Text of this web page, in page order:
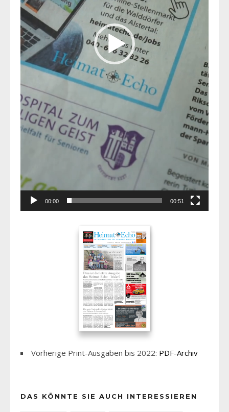
00:00 00:51
Vorherige Print-Ausgaben bis 2022: PDF-Archiv
DAS KÖNNTE SIE AUCH INTERESSIEREN